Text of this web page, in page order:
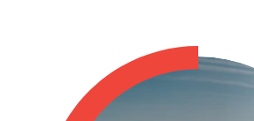
UK & Ireland